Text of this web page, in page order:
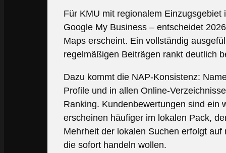
Für KMU mit regionalem
Google My Business – entscheidet
Maps erscheint. Ein vollständig
regelmäßigen Beiträgen rankt deutlich
Dazu kommt die NAP-Konsistenz:
Profile und in allen Online-
Ranking. Kundenbewertungen sind ein
erscheinen häufiger im lokalen Pack,
Mehrheit der lokalen Suchen erfolgt
die sofort handeln wollen.